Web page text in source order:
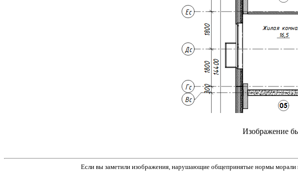
Изображение
Если вы заметили изображения, нарушающие общепринятые нормы морали